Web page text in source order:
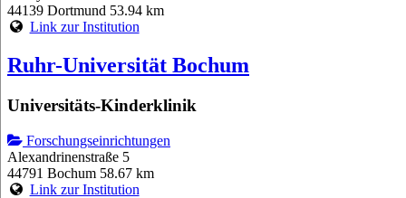
44139 Dortmund 53.94 km
Link zur Institution
Ruhr-Universität Bochum
Universitäts-Kinderklinik
Forschungseinrichtungen
Alexandrinenstraße 5
44791 Bochum 58.67 km
Link zur Institution